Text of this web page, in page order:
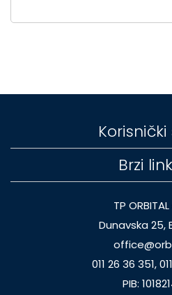
Brzi
TP
Dunavska 25,
011 26 36 351,
PIB: